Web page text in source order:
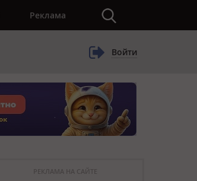
Реклама
Войти
РЕКЛАМА НА САЙТЕ